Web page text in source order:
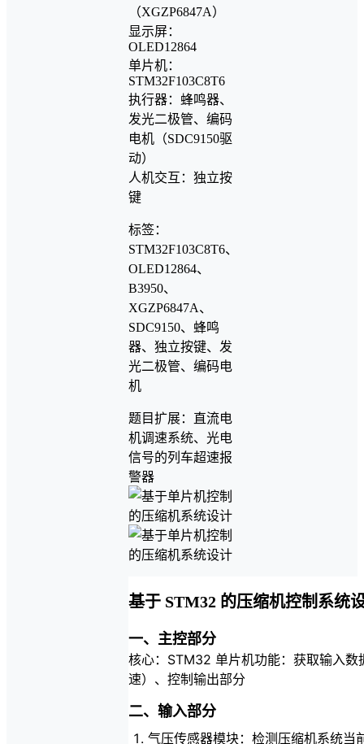
（XGZP6847A）
显示屏：
OLED12864
单片机：
STM32F103C8T6
执行器：蜂鸣器、
发光二极管、编码
电机（SDC9150驱
动）
人机交互：独立按
键
标签：
STM32F103C8T6、
OLED12864、
B3950、
XGZP6847A、
SDC9150、蜂鸣
器、独立按键、发
光二极管、编码电
机
题目扩展：直流电
机调速系统、光电
信号的列车超速报
警器
基于 STM32 的压缩机控制系统
一、主控部分
核心：STM32 单片机功能：获取输入
速）、控制输出部分
二、输入部分
气压传感器模块：检测压缩机系统当